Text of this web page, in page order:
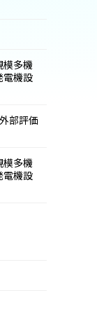
模多機
機設
部評価
模多機
機設